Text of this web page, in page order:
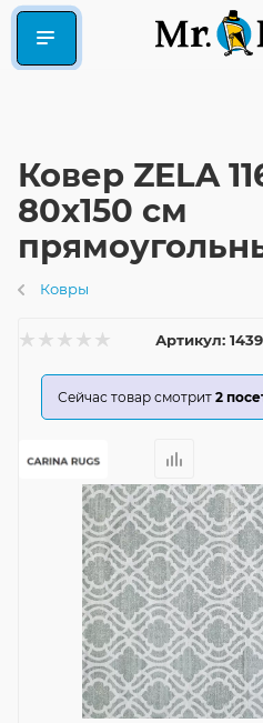
Ковер ZELA
80x150 см
Ковры
Артикул:
Сейчас товар смотрит 2